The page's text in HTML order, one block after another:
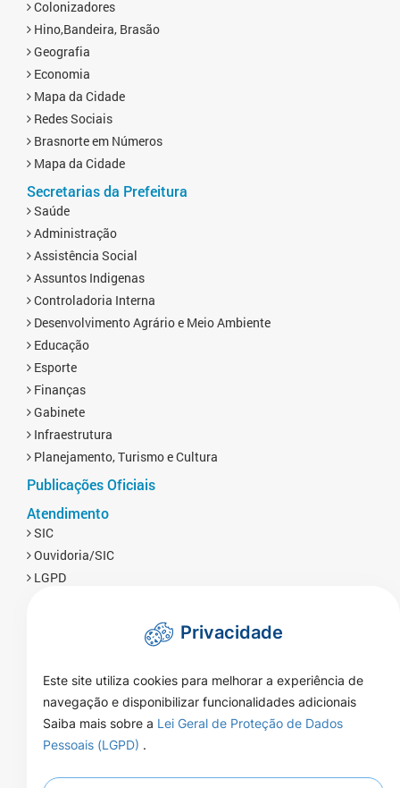
Colonizadores
Hino,Bandeira, Brasão
Geografia
Economia
Mapa da Cidade
Redes Sociais
Brasnorte em Números
Mapa da Cidade
Secretarias da Prefeitura
Saúde
Administração
Assistência Social
Assuntos Indigenas
Controladoria Interna
Desenvolvimento Agrário e Meio Ambiente
Educação
Esporte
Finanças
Gabinete
Infraestrutura
Planejamento, Turismo e Cultura
Publicações Oficiais
Atendimento
SIC
Ouvidoria/SIC
LGPD
Privacidade
Este site utiliza cookies para melhorar a experiência de
navegação e disponibilizar funcionalidades adicionais
Saiba mais sobre a Lei Geral de Proteção de Dados
Pessoais (LGPD) .